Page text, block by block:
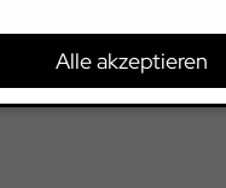
Alle akzeptieren